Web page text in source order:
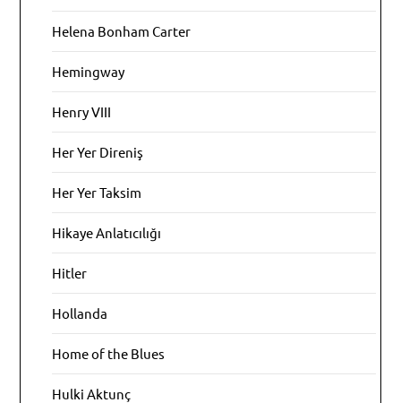
Helena Bonham Carter
Hemingway
Henry VIII
Her Yer Direniş
Her Yer Taksim
Hikaye Anlatıcılığı
Hitler
Hollanda
Home of the Blues
Hulki Aktunç